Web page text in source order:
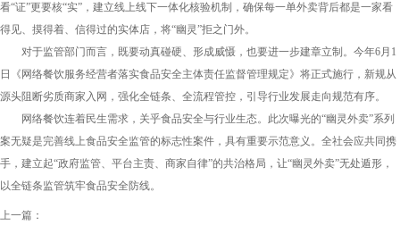
看“证”更要核“实”，建立线上线下一体化核验机制，确保每一单外卖背后都是一家看
得见、摸得着、信得过的实体店，将“幽灵”拒之门外。
对于监管部门而言，既要动真碰硬、形成威慑，也要进一步建章立制。今年6月1
日《网络餐饮服务经营者落实食品安全主体责任监督管理规定》将正式施行，新规从
源头阻断劣质商家入网，强化全链条、全流程管控，引导行业发展走向规范有序。
网络餐饮连着民生需求，关乎食品安全与行业生态。此次曝光的“幽灵外卖”系列
案无疑是完善线上食品安全监管的标志性案件，具有重要示范意义。全社会应共同携
手，建立起“政府监管、平台主责、商家自律”的共治格局，让“幽灵外卖”无处遁形，
以全链条监管筑牢食品安全防线。
上一篇：